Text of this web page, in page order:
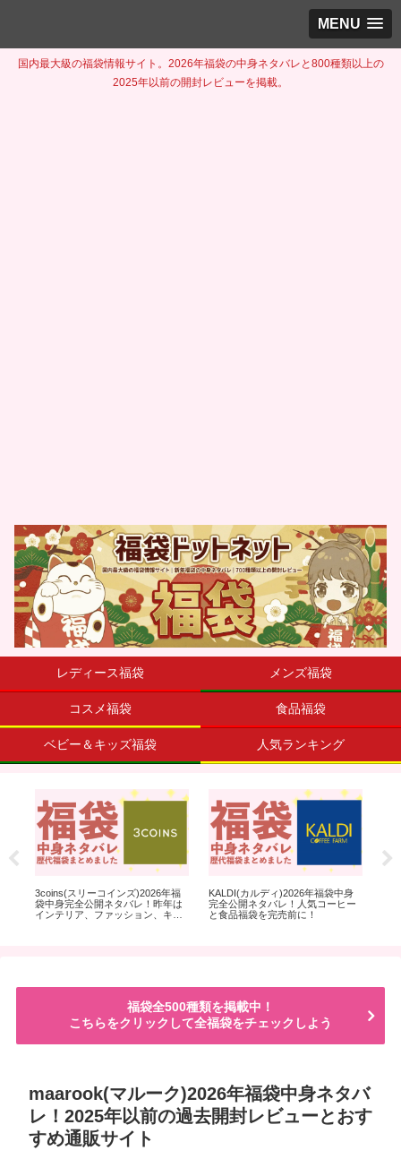
MENU
国内最大級の福袋情報サイト。2026年福袋の中身ネタバレと800種類以上の
2025年以前の開封レビューを掲載。
レディース福袋 メンズ福袋
コスメ福袋 食品福袋
ベビー＆キッズ福袋 人気ランキング
3coins(スリーコインズ)2026年福
袋中身完全公開ネタバレ！昨年は
インテリア、ファッション、キッ
KALDI(カルディ)2026年福袋中身
完全公開ネタバレ！人気コーヒー
と食品福袋を完売前に！
福袋全500種類を掲載中！
こちらをクリックして全福袋をチェックしよう
maarook(マルーク)2026年福袋中身ネタバ
レ！2025年以前の過去開封レビューとおす
すめ通販サイト